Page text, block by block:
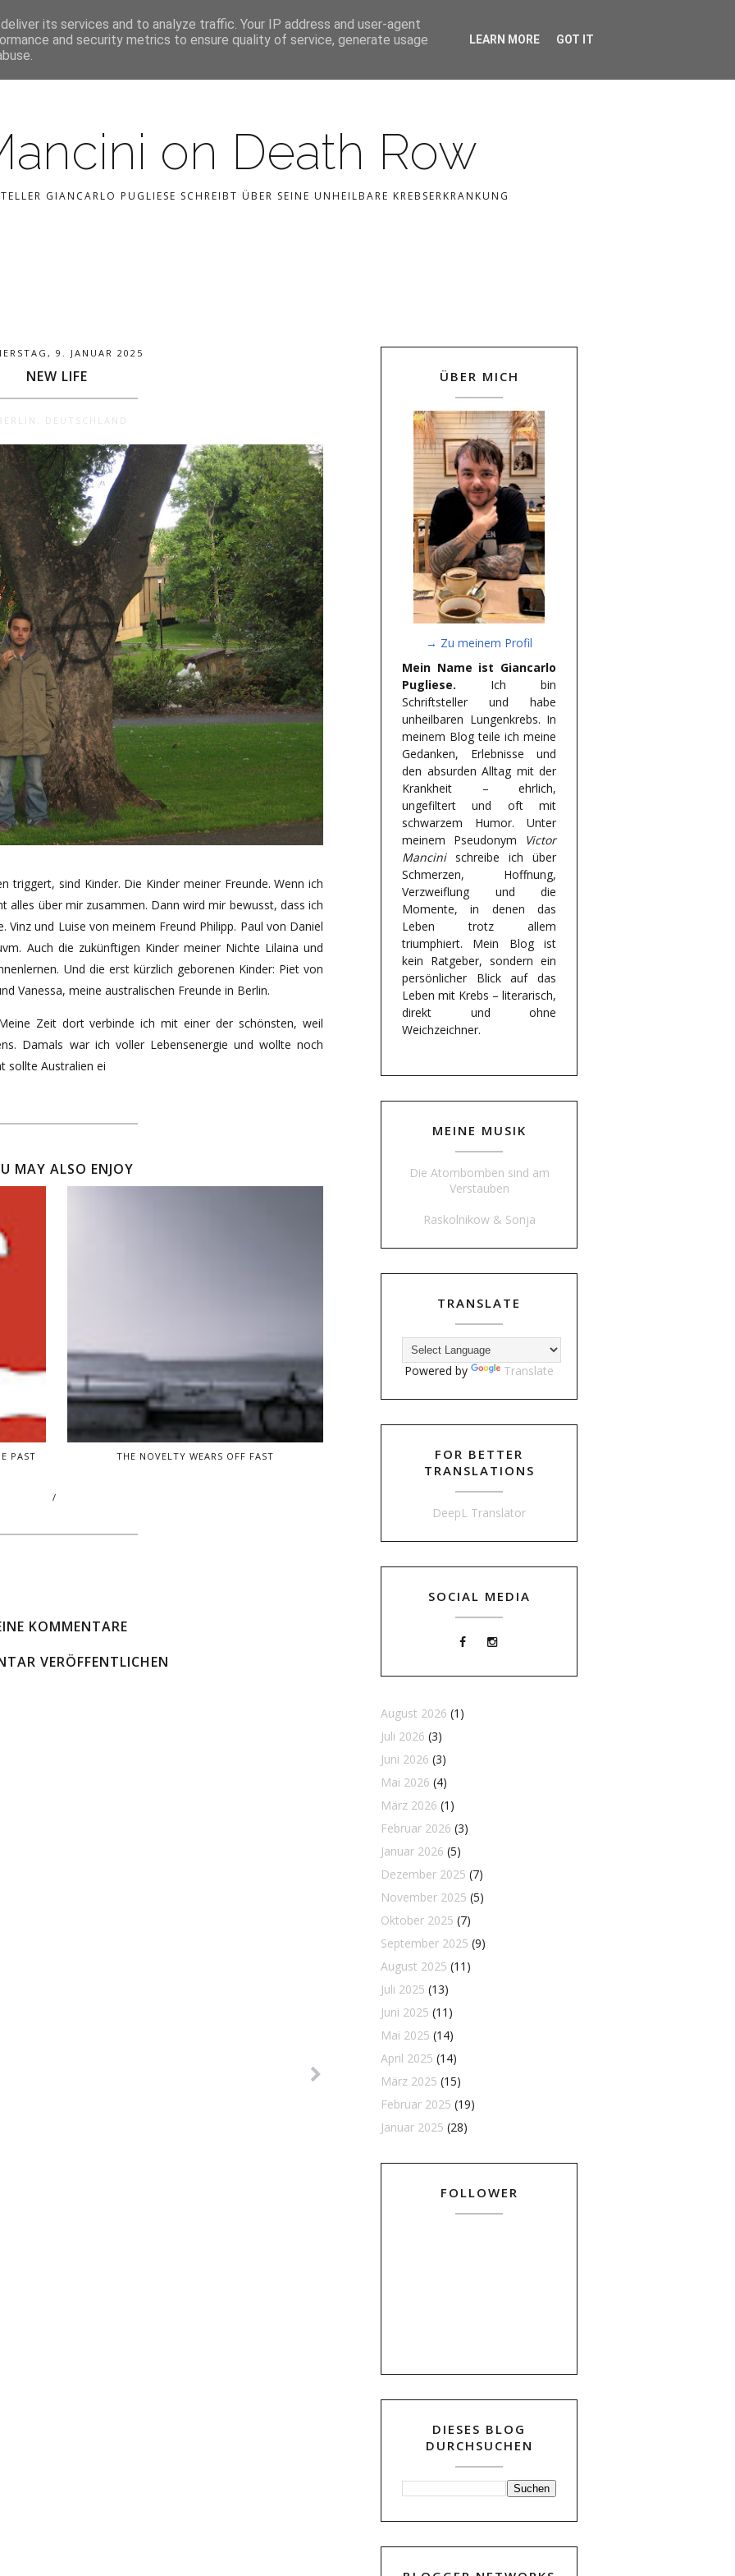
on Death Row
GIANCARLO PUGLIESE SCHREIBT ÜBER SEINE UNHEILBARE KREBSERKRANKUNG
STARTSEITE KONTAKT CATEGORIES
9. JANUAR 2025
NEW LIFE
DEUTSCHLAND
triggert, sind Kinder. Die Kinder meiner Freunde. Wenn ich
alles über mir zusammen. Dann wird mir bewusst, dass ich
Vinz und Luise von meinem Freund Philipp. Paul von Daniel
Auch die zukünftigen Kinder meiner Nichte Lilaina und
Und die erst kürzlich geborenen Kinder: Piet von
Vanessa, meine australischen Freunde in Berlin.
Zeit dort verbinde ich mit einer der schönsten, weil
Damals war ich voller Lebensenergie und wollte noch
sollte Australien ei
MAY ALSO ENJOY
PAST THE NOVELTY WEARS OFF FAST
/
KOMMENTARE
VERÖFFENTLICHEN
ÜBER MICH
→ Zu meinem Profil
Mein Name ist Giancarlo
Pugliese. Ich bin
Schriftsteller und habe
unheilbaren Lungenkrebs. In
meinem Blog teile ich meine
Gedanken, Erlebnisse und
den absurden Alltag mit der
Krankheit – ehrlich,
ungefiltert und oft mit
schwarzem Humor. Unter
meinem Pseudonym
Victor
Mancinischreibe ich über
Schmerzen, Hoffnung,
Verzweiflung und die
Momente, in denen das
Leben trotz allem
triumphiert. Mein Blog ist
kein Ratgeber, sondern ein
persönlicher Blick auf das
Leben mit Krebs – literarisch,
direkt und ohne
Weichzeichner.
MEINE MUSIK
Die Atombomben sind am
Verstauben
Raskolnikow & Sonja
TRANSLATE
Powered by Translate
FOR BETTER
TRANSLATIONS
DeepL Translator
SOCIAL MEDIA
August 2026 (1)
Juli 2026 (3)
Juni 2026 (3)
Mai 2026 (4)
März 2026 (1)
Februar 2026 (3)
Januar 2026 (5)
Dezember 2025 (7)
November 2025 (5)
Oktober 2025 (7)
September 2025 (9)
August 2025 (11)
Juli 2025 (13)
Juni 2025 (11)
Mai 2025 (14)
April 2025 (14)
März 2025 (15)
Februar 2025 (19)
Januar 2025 (28)
FOLLOWER
DIESES BLOG
DURCHSUCHEN
its services and to analyze traffic. Your IP address and user-agent
and security metrics to ensure quality of service, generate usage
LEARN MORE GOT IT